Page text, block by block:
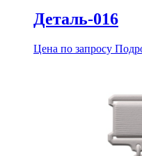
Деталь-016
Цена по запросу